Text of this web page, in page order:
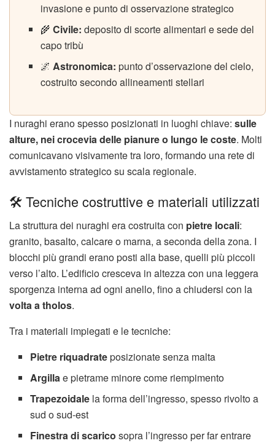
invasione e punto di osservazione strategico
🌾Civile: deposito di scorte alimentari e sede del
capo tribù
🌌Astronomica: punto d’osservazione del cielo,
costruito secondo allineamenti stellari
I nuraghi erano spesso posizionati in luoghi chiave: sulle
alture, nei crocevia delle pianure o lungo le coste. Molti
comunicavano visivamente tra loro, formando una rete di
avvistamento strategico su scala regionale.
🛠️ Tecniche costruttive e materiali utilizzati
La struttura dei nuraghi era costruita con pietre locali:
granito, basalto, calcare o marna, a seconda della zona. I
blocchi più grandi erano posti alla base, quelli più piccoli
verso l’alto. L’edificio cresceva in altezza con una leggera
sporgenza interna ad ogni anello, fino a chiudersi con la
volta a tholos.
Tra i materiali impiegati e le tecniche:
Pietre riquadrateposizionate senza malta
Argillae pietrame minore come riempimento
Trapezoidale la forma dell’ingresso, spesso rivolto a
sud o sud-est
Finestra di scarico sopra l’ingresso per far entrare